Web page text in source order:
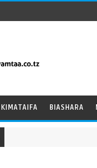
KIMATAIFA BIASHARA